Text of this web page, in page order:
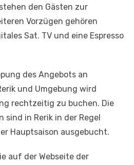
den Gästen zur
Vorzügen gehören
Sat. TV und eine Espresso
des Angebots an
und Umgebung wird
rechtzeitig zu buchen. Die
sind in Rerik in der Regel
Hauptsaison ausgebucht.
auf der Webseite der